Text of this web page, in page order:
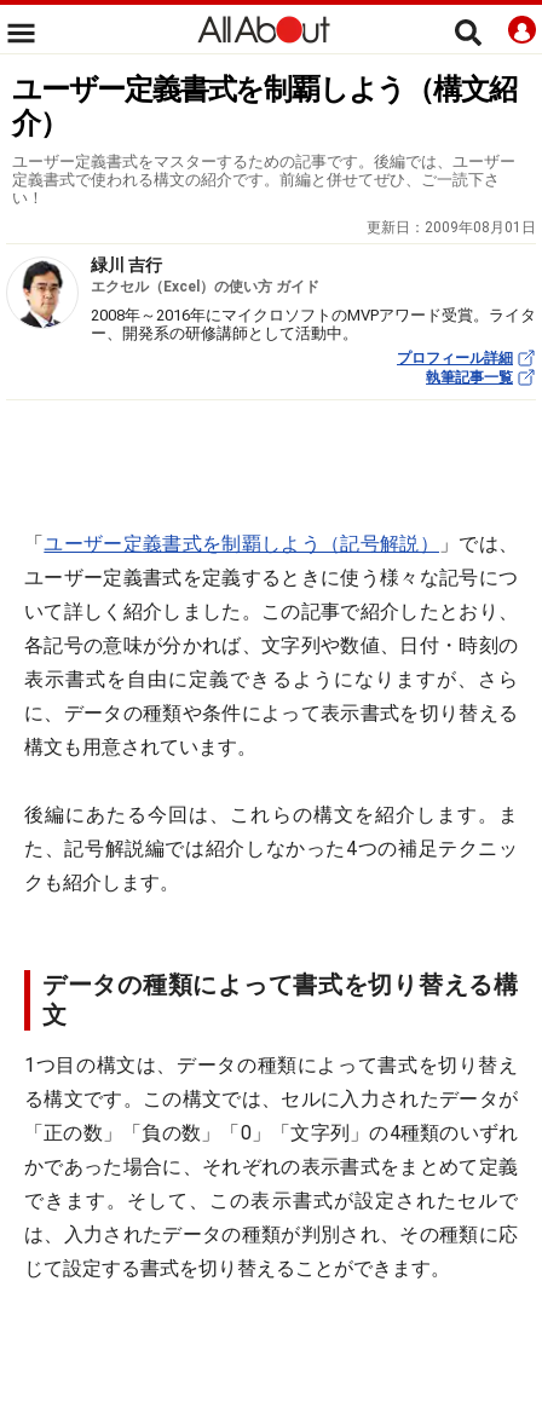
ユーザー定義書式を制覇しよう（構文紹
介）
ユーザー定義書式をマスターするための記事です。後編では、ユーザー
定義書式で使われる構文の紹介です。前編と併せてぜひ、ご一読下さ
い！
更新日： 2009年08月01日
緑川 吉行
エクセル（Excel）の使い方 ガイド
2008年～2016年にマイクロソフトのMVPアワード受賞。ライタ
ー、開発系の研修講師として活動中。
プロフィール詳細
執筆記事一覧
「ユーザー定義書式を制覇しよう（記号解説）
」では、
ユーザー定義書式を定義するときに使う様々な記号につ
いて詳しく紹介しました。この記事で紹介したとおり、
各記号の意味が分かれば、文字列や数値、日付・時刻の
表示書式を自由に定義できるようになりますが、さら
に、データの種類や条件によって表示書式を切り替える
構文も用意されています。
後編にあたる今回は、これらの構文を紹介します。ま
た、記号解説編では紹介しなかった4つの補足テクニッ
クも紹介します。
データの種類によって書式を切り替える構
文
1つ目の構文は、データの種類によって書式を切り替え
る構文です。この構文では、セルに入力されたデータが
「正の数」「負の数」「0」「文字列」の4種類のいずれ
かであった場合に、それぞれの表示書式をまとめて定義
できます。そして、この表示書式が設定されたセルで
は、入力されたデータの種類が判別され、その種類に応
じて設定する書式を切り替えることができます。